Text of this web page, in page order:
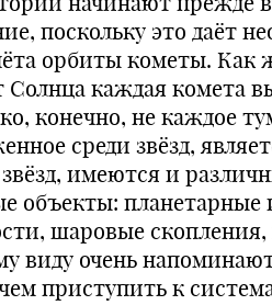
поскольку это даёт
орбиты кометы. Как
Солнца каждая комета
конечно, не каждое
среди звёзд,
имеются и
объекты:
шаровые скопления,
виду очень
приступить к